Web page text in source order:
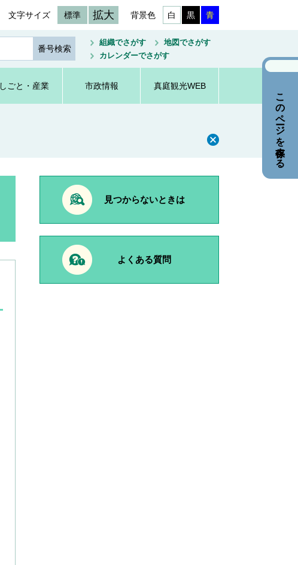
文字サイズ 標準 拡大 背景色 白 黒 青
組織でさがす
地図でさがす
カレンダーでさがす
しごと ・産業 市政情報 真庭観光WEB
見つからないときは
よくある質問
このページを保存する